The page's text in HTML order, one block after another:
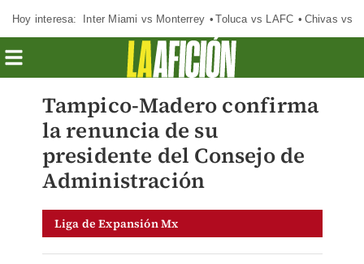
Hoy interesa: Inter Miami vs Monterrey Toluca vs LAFC Chivas vs
Tampico-Madero confirma
la renuncia de su
presidente del Consejo de
Administración
Liga de Expansión Mx